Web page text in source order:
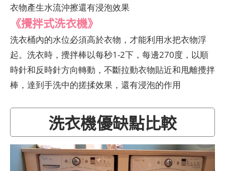
衣物產生水流沖擦還有浸泡效果
《攪拌式洗衣機》
洗衣桶內的水位必須高於衣物，才能利用水把衣物浮
起。洗衣時，攪拌棒以每秒1-2下，每邊270度，以順
時針和反時針方向轉動，不斷拉動衣物貼近和甩離攪拌
棒，達到手洗中的搓揉效果，還有浸泡的作用
洗衣機優缺點比較